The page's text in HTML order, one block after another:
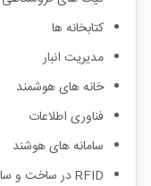
کتابخانه ها
مدیریت انبار
خانه های هوشمند
فناوری اطلاعات
سامانه های هوشند
RFID در ساخت و ساز : ابزار ردیابی ، ردیابی لوله